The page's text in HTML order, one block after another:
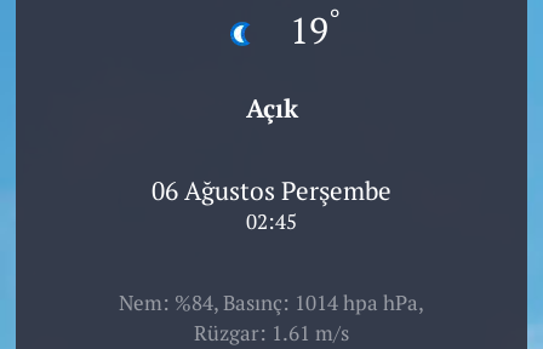
19°
Açık
06 Ağustos Perşembe
02:45
Nem: %84, Basınç: 1014 hpa hPa,
Rüzgar: 1.61 m/s